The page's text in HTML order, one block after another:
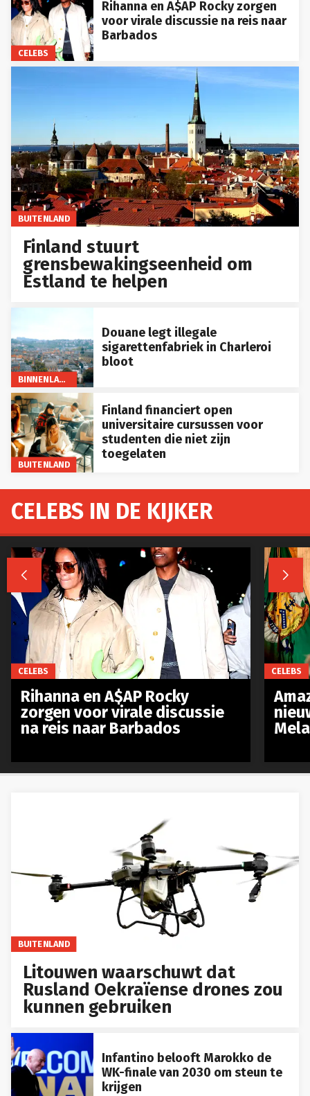
CELEBS
Rihanna en A$AP Rocky zorgen
voor virale discussie na reis naar
Barbados
BUITENLAND
Finland stuurt
grensbewakingseenheid om
Estland te helpen
BINNENLAND
Douane legt illegale
sigarettenfabriek in Charleroi
bloot
BUITENLAND
Finland financiert open
universitaire cursussen voor
studenten die niet zijn
toegelaten
BUITENLAND
Litouwen waarschuwt dat
Rusland Oekraïense drones zou
kunnen gebruiken
Infantino belooft Marokko de
WK-finale van 2030 om steun te
krijgen
CELEBS IN DE KIJKER
 
CELEBS
Rihanna en A$AP Rocky
zorgen voor virale discussie
na reis naar Barbados
CELEBS